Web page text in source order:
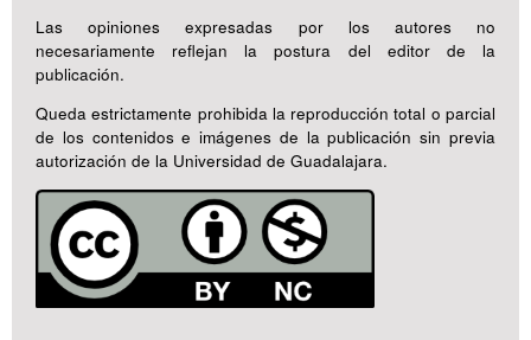
Las opiniones expresadas por los autores no
necesariamente reflejan la postura del editor de la
publicación.
Queda estrictamente prohibida la reproducción total o parcial
de los contenidos e imágenes de la publicación sin previa
autorización de la Universidad de Guadalajara.